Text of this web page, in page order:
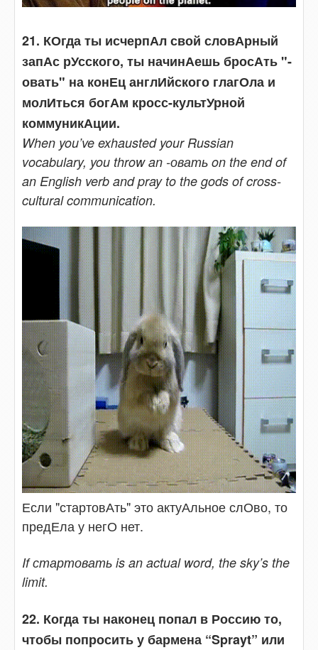
21. КОгда ты исчерпАл свой ​​словАрный
запАс рУсского, ты начинАешь бросАть "-
овать" на конЕц англИйского глагОла и
молИться богАм кросс-культУрной
коммуникАции.
When you’ve exhausted your Russian
vocabulary, you throw an -овать on the end of
an English verb and pray to the gods of cross-
cultural communication.
Если "стартовАть" это актуАльное слОво, то
предЕла у негО нет.
If стартовать is an actual word, the sky’s the
limit.
22. Когда ты наконец попал в Россию то,
чтобы попросить у бармена “Sprayt” или